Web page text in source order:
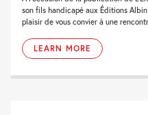
son fils handicapé aux Éditions
plaisir de vous convier à une
LEARN MORE